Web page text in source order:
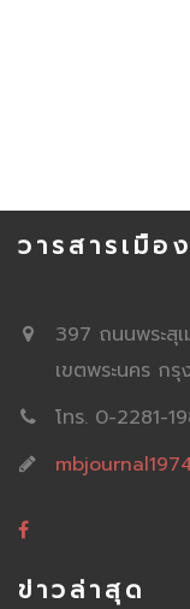
วารสารเมือ
397 ถนนพระสุ
เขตพระนคร ก
โทร. 0-2281-
ข่าวล่าสุด